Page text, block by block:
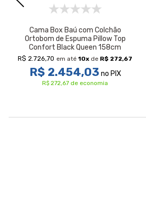
Cama Box Baú com Colchão
Ortobom de Espuma Pillow Top
Confort Black Queen 158cm
R$ 2.726,70 em até 10x de R$ 272,67
R$ 2.454,03 no PIX
R$ 272,67 de economia